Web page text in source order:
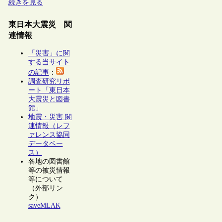
続きを見る
東日本大震災 関
連情報
「災害」に関
する当サイト
の記事：
調査研究リポ
ート「東日本
大震災と図書
館」
地震・災害 関
連情報（レフ
ァレンス協同
データベー
ス）
各地の図書館
等の被災情報
等について
（外部リン
ク）
saveMLAK